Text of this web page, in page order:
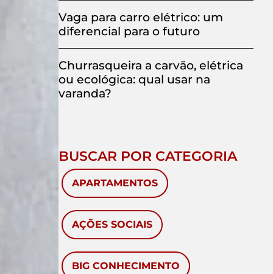
Vaga para carro elétrico: um
diferencial para o futuro
Churrasqueira a carvão, elétrica
ou ecológica: qual usar na
varanda?
BUSCAR POR CATEGORIA
APARTAMENTOS
AÇÕES SOCIAIS
BIG CONHECIMENTO